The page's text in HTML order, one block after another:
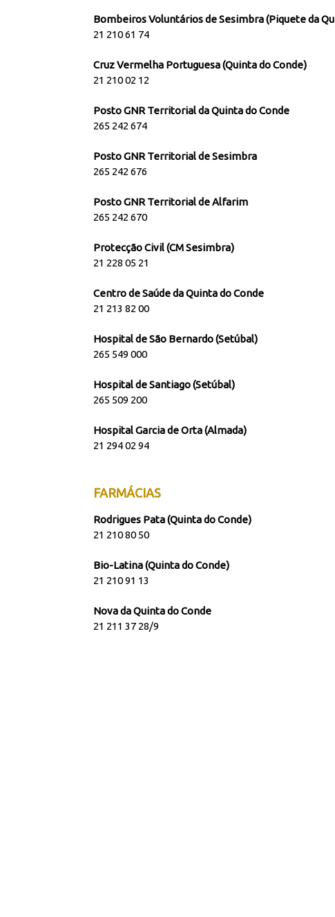
Bombeiros Voluntários de Sesimbra (Piquete da
21 210 61 74
Cruz Vermelha Portuguesa (Quinta do Conde)
21 210 02 12
Posto GNR Territorial da Quinta do Conde
265 242 674
Posto GNR Territorial de Sesimbra
265 242 676
Posto GNR Territorial de Alfarim
265 242 670
Protecção Civil (CM Sesimbra)
21 228 05 21
Centro de Saúde da Quinta do Conde
21 213 82 00
Hospital de São Bernardo (Setúbal)
265 549 000
Hospital de Santiago (Setúbal)
265 509 200
Hospital Garcia de Orta (Almada)
21 294 02 94
FARMÁCIAS
Rodrigues Pata (Quinta do Conde)
21 210 80 50
Bio-Latina (Quinta do Conde)
21 210 91 13
Nova da Quinta do Conde
21 211 37 28/9